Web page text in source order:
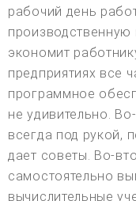
рабочий день
производственную
экономит
предприятиях все
программное
не удивительно.
всегда под рукой,
дает советы. Во-
самостоятельно
вычислительные